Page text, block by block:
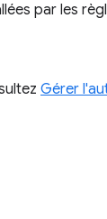
par les
Gérer